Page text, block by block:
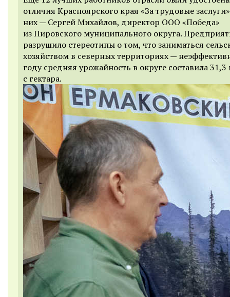
отличия Красноярского края «За трудовые
них — Сергей Михайлов, директор ООО «Победа»
из Пировского муниципального округа.
разрушило стереотипы о том, что заниматься
хозяйством в северных территориях —
году средняя урожайность в округе составила 31,3
с гектара.